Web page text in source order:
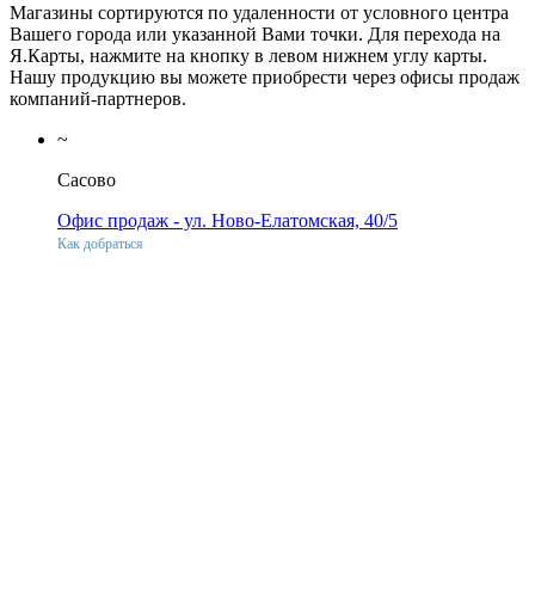
Магазины сортируются по удаленности от условного центра
Вашего города или указанной Вами точки. Для перехода на
Я.Карты, нажмите на кнопку в левом нижнем углу карты.
Нашу продукцию вы можете приобрести через офисы продаж
компаний-партнеров.
~
Сасово
Офис продаж - ул. Ново-Елатомская, 40/5
Как добраться